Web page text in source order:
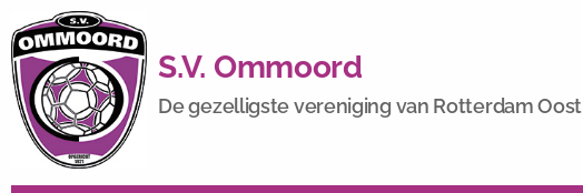
S.V. Ommoord
De gezelligste vereniging van Rotterdam Oost